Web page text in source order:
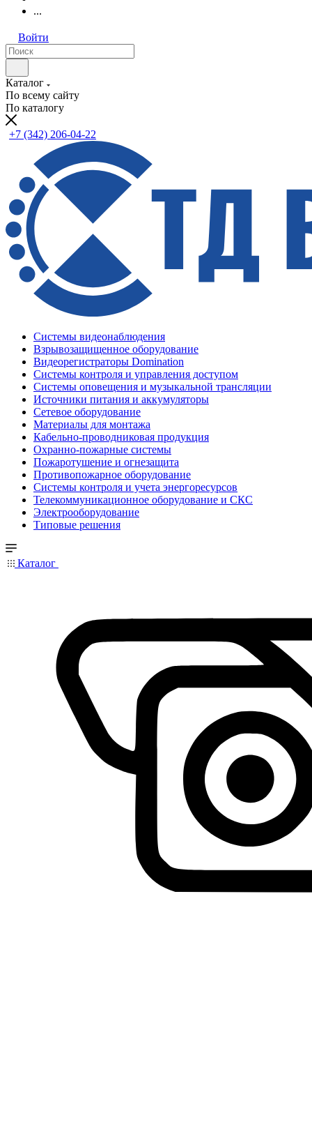
...
Войти
Каталог
По всему сайту
По каталогу
+7 (342) 206-04-22
Системы видеонаблюдения
Взрывозащищенное оборудование
Видеорегистраторы Domination
Системы контроля и управления доступом
Системы оповещения и музыкальной трансляции
Источники питания и аккумуляторы
Сетевое оборудование
Материалы для монтажа
Кабельно-проводниковая продукция
Охранно-пожарные системы
Пожаротушение и огнезащита
Противопожарное оборудование
Системы контроля и учета энергоресурсов
Телекоммуникационное оборудование и СКС
Электрооборудование
Типовые решения
Каталог